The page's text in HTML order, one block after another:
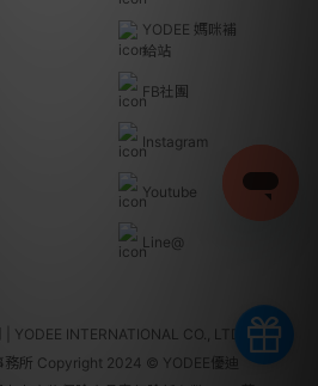
YODEE 媽咪補
給站
FB社團
Instagram
Youtube
Line@
| YODEE INTERNATIONAL CO., LTD
務所 Copyright 2024 © YODEE優迪